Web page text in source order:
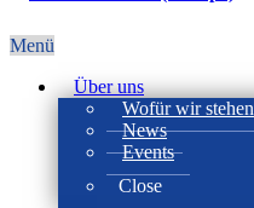
Menü
Über uns
Wofür wir stehen
News
Events
Close